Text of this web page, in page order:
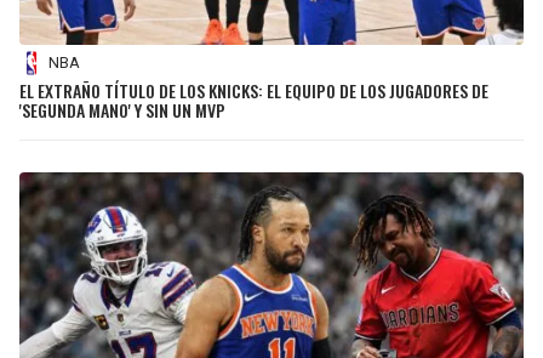
NBA
EL EXTRAÑO TÍTULO DE LOS KNICKS: EL EQUIPO DE LOS JUGADORES DE
'SEGUNDA MANO' Y SIN UN MVP